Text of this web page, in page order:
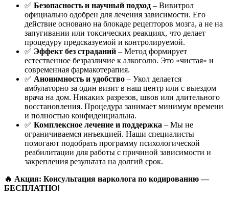
✅ Безопасность и научный подход – Вивитрол
официально одобрен для лечения зависимости. Его
действие основано на блокаде рецепторов мозга, а не на
запугивании или токсических реакциях, что делает
процедуру предсказуемой и контролируемой.
✅ Эффект без страданий – Метод формирует
естественное безразличие к алкоголю. Это «чистая» и
современная фармакотерапия.
✅ Анонимность и удобство – Укол делается
амбулаторно за один визит в наш центр или с выездом
врача на дом. Никаких разрезов, швов или длительного
восстановления. Процедура занимает минимум времени
и полностью конфиденциальна.
✅ Комплексное лечение и поддержка – Мы не
ограничиваемся инъекцией. Наши специалисты
помогают подобрать программу психологической
реабилитации для работы с причиной зависимости и
закрепления результата на долгий срок.
🔥 Акция: Консультация нарколога по кодированию —
БЕСПЛАТНО!